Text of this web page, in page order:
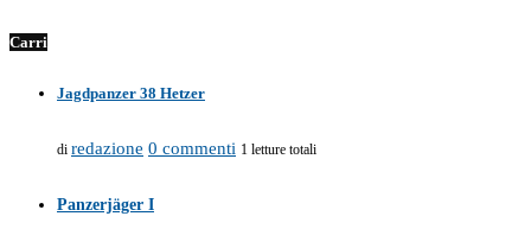
Carri
Jagdpanzer 38 Hetzer
di redazione 0 commenti 1 letture totali
Panzerjäger I